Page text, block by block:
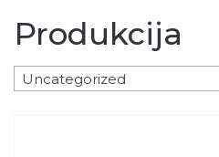
Produkcija
Uncategorized